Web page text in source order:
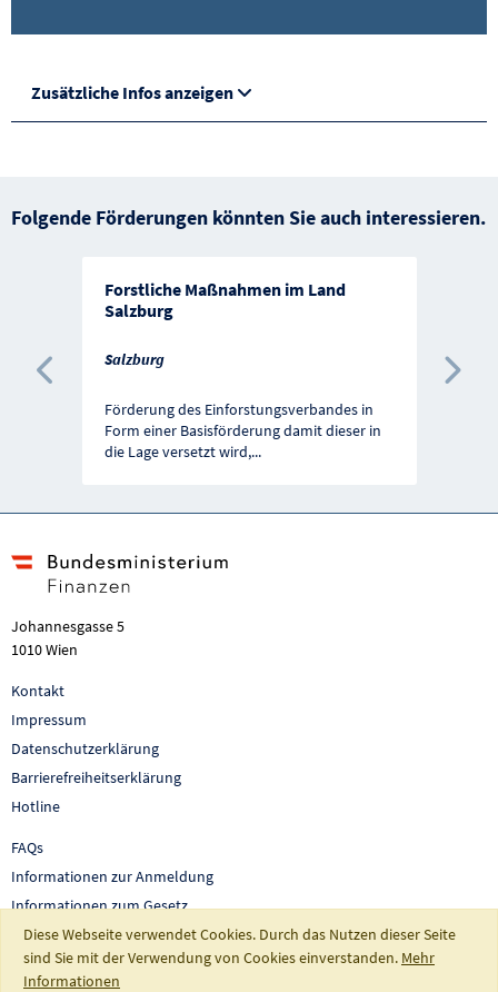
Zusätzliche Infos anzeigen
Folgende Förderungen könnten Sie auch interessieren.
Forstliche Maßnahmen im Land
Salzburg
Salzburg
Förderung des Einforstungsverbandes in
Form einer Basisförderung damit dieser in
die Lage versetzt wird,...
Vorherige Förderung
Johannesgasse 5
1010 Wien
Kontakt
Impressum
Datenschutzerklärung
Barrierefreiheitserklärung
Hotline
FAQs
Informationen zur Anmeldung
Informationen zum Gesetz
Auswertungen und Berichte
So fördert Österreich
Diese Webseite verwendet Cookies. Durch das Nutzen dieser Seite
sind Sie mit der Verwendung von Cookies einverstanden. Mehr
Informationen